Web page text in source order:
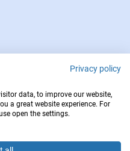
Privacy policy
data, to improve our website,
a great website experience. For
open the settings.